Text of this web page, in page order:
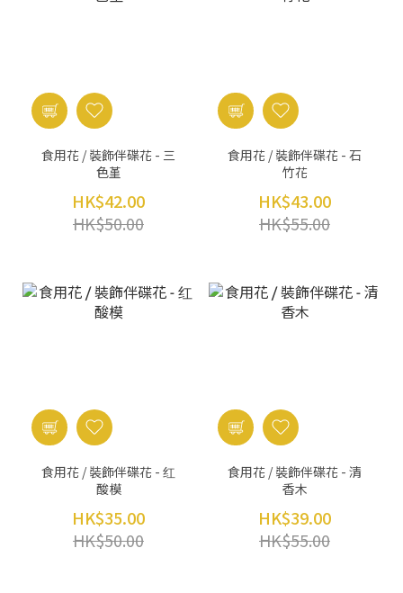
食用花 / 裝飾伴碟花 - 三
色堇
HK$42.00
HK$50.00
食用花 / 裝飾伴碟花 - 石
竹花
HK$43.00
HK$55.00
食用花 / 裝飾伴碟花 - 红
酸模
HK$35.00
HK$50.00
食用花 / 裝飾伴碟花 - 清
香木
HK$39.00
HK$55.00